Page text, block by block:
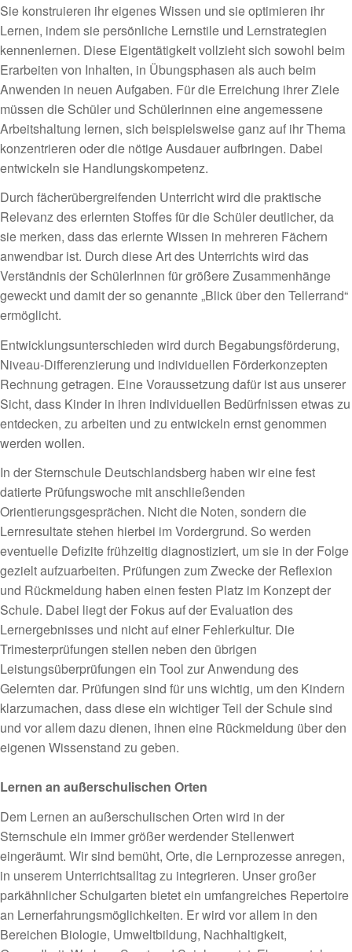
Sie konstruieren ihr eigenes Wissen und sie optimieren ihr
Lernen, indem sie persönliche Lernstile und Lernstrategien
kennenlernen. Diese Eigentätigkeit vollzieht sich sowohl beim
Erarbeiten von Inhalten, in Übungsphasen als auch beim
Anwenden in neuen Aufgaben. Für die Erreichung ihrer Ziele
müssen die Schüler und Schülerinnen eine angemessene
Arbeitshaltung lernen, sich beispielsweise ganz auf ihr Thema
konzentrieren oder die nötige Ausdauer aufbringen. Dabei
entwickeln sie Handlungskompetenz.
Durch fächerübergreifenden Unterricht wird die praktische
Relevanz des erlernten Stoffes für die Schüler deutlicher, da
sie merken, dass das erlernte Wissen in mehreren Fächern
anwendbar ist. Durch diese Art des Unterrichts wird das
Verständnis der SchülerInnen für größere Zusammenhänge
geweckt und damit der so genannte „Blick über den Tellerrand“
ermöglicht.
Entwicklungsunterschieden wird durch Begabungsförderung,
Niveau-Differenzierung und individuellen Förderkonzepten
Rechnung getragen. Eine Voraussetzung dafür ist aus unserer
Sicht, dass Kinder in ihren individuellen Bedürfnissen etwas zu
entdecken, zu arbeiten und zu entwickeln ernst genommen
werden wollen.
In der Sternschule Deutschlandsberg haben wir eine fest
datierte Prüfungswoche mit anschließenden
Orientierungsgesprächen. Nicht die Noten, sondern die
Lernresultate stehen hierbei im Vordergrund. So werden
eventuelle Defizite frühzeitig diagnostiziert, um sie in der Folge
gezielt aufzuarbeiten. Prüfungen zum Zwecke der Reflexion
und Rückmeldung haben einen festen Platz im Konzept der
Schule. Dabei liegt der Fokus auf der Evaluation des
Lernergebnisses und nicht auf einer Fehlerkultur. Die
Trimesterprüfungen stellen neben den übrigen
Leistungsüberprüfungen ein Tool zur Anwendung des
Gelernten dar. Prüfungen sind für uns wichtig, um den Kindern
klarzumachen, dass diese ein wichtiger Teil der Schule sind
und vor allem dazu dienen, ihnen eine Rückmeldung über den
eigenen Wissenstand zu geben.
Lernen an außerschulischen Orten
Dem Lernen an außerschulischen Orten wird in der
Sternschule ein immer größer werdender Stellenwert
eingeräumt. Wir sind bemüht, Orte, die Lernprozesse anregen,
in unserem Unterrichtsalltag zu integrieren. Unser großer
parkähnlicher Schulgarten bietet ein umfangreiches Repertoire
an Lernerfahrungsmöglichkeiten. Er wird vor allem in den
Bereichen Biologie, Umweltbildung, Nachhaltigkeit,